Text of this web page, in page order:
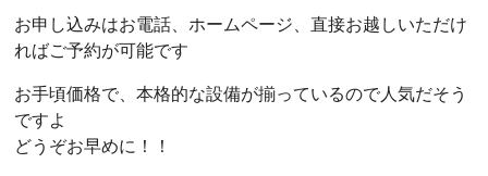
お申し込みはお電話、ホームページ、直接お越しいただけ
ればご予約が可能です
お手頃価格で、本格的な設備が揃っているので人気だそう
ですよ
どうぞお早めに！！